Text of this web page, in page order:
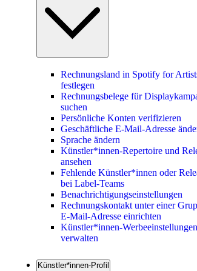
Rechnungsland in Spotify for
festlegen
Rechnungsbelege für
suchen
Persönliche Konten verifizieren
Geschäftliche E-Mail-Adresse
Sprache ändern
Künstler*innen-Repertoire und
ansehen
Fehlende Künstler*innen oder
bei Label-Teams
Benachrichtigungseinstellungen
Rechnungskontakt unter einer
E-Mail-Adresse einrichten
Künstler*innen-Werbeeinstellungen
verwalten
Künstler*innen-Profil